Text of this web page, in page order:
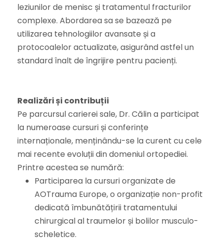
leziunilor de menisc și tratamentul fracturilor
complexe. Abordarea sa se bazează pe
utilizarea tehnologiilor avansate și a
protocoalelor actualizate, asigurând astfel un
standard înalt de îngrijire pentru pacienți.
Realizări și contribuții
Pe parcursul carierei sale, Dr. Călin a participat
la numeroase cursuri și conferințe
internaționale, menținându-se la curent cu cele
mai recente evoluții din domeniul ortopediei.
Printre acestea se numără:
Participarea la cursuri organizate de
AOTrauma Europe, o organizație non-profit
dedicată îmbunătățirii tratamentului
chirurgical al traumelor și bolilor musculo-
scheletice.